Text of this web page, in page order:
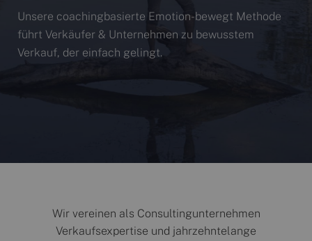
Unsere coachingbasierte Emotion-bewegt Methode
führt Verkäufer & Unternehmen zu bewusstem
Verkauf, der einfach gelingt.
Wir vereinen als Consultingunternehmen
Verkaufsexpertise und jahrzehntelange